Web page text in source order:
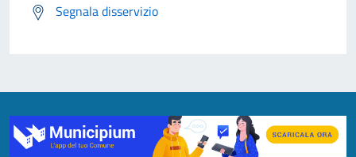
Segnala disservizio